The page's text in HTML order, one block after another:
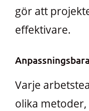
gör att
effektivare.
Varje
olika